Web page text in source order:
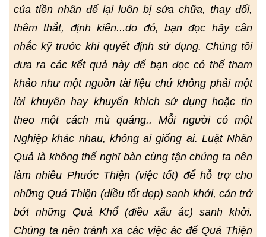
của tiền nhân để lại luôn bị sửa chữa, thay đổi,
thêm thắt, định kiến...do đó, bạn đọc hãy cân
nhắc kỹ trước khi quyết định sử dụng. Chúng tôi
đưa ra các kết quả này để bạn đọc có thể tham
khảo như một nguồn tài liệu chứ không phải một
lời khuyên hay khuyến khích sử dụng hoặc tin
theo một cách mù quáng.. Mỗi người có một
Nghiệp khác nhau, không ai giống ai. Luật Nhân
Quả là không thể nghĩ bàn cùng tận chúng ta nên
làm nhiều Phước Thiện (việc tốt) để hỗ trợ cho
những Quả Thiện (điều tốt đẹp) sanh khởi, cản trở
bớt những Quả Khổ (điều xấu ác) sanh khởi.
Chúng ta nên tránh xa các việc ác để Quả Thiện